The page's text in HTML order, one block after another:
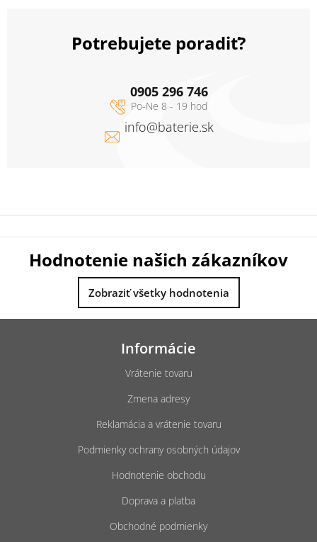
Potrebujete poradiť?
info@baterie.sk
0905 296 746
Hodnotenie našich zákazníkov
Zobraziť všetky hodnotenia
Z
Informácie
Vrátenie tovaru
Zmena adresy
Reklamácia a vrátenie tovaru
Podmienky ochrany osobných údajov
Hodnotenie obchodu
Doprava a platba
Obchodné podmienky